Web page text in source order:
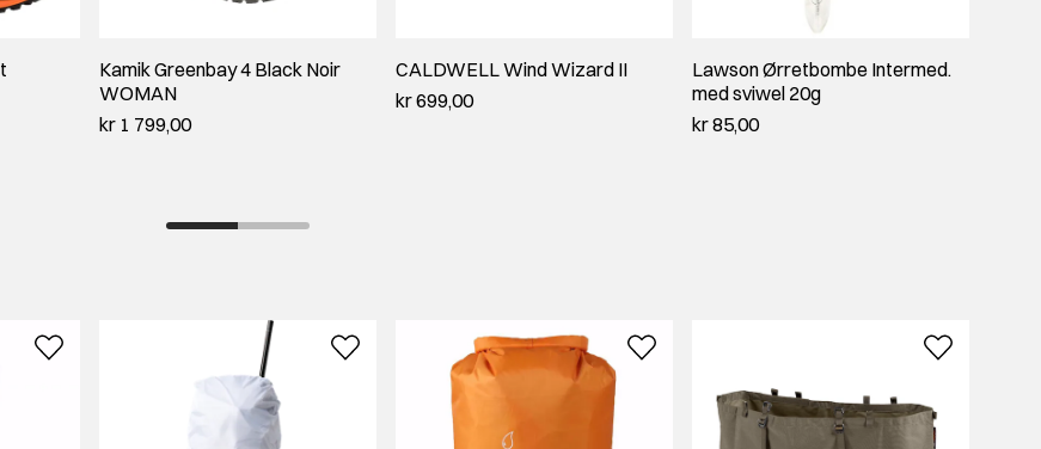
Kamik Greenbay 4 Black Noir
WOMAN
kr 1 799,00
CALDWELL Wind Wizard II
kr 699,00
Lawson Ørretbombe Intermed.
med sviwel 20g
kr 85,00